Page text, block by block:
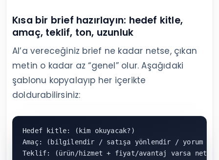
Kısa bir brief hazırlayın: hedef kitle,
amaç, teklif, ton, uzunluk
AI’a vereceğiniz brief ne kadar netse, çıkan
metin o kadar az “genel” olur. Aşağıdaki
şablonu kopyalayıp her içerikte
doldurabilirsiniz:
Hedef kitle: (kim okuyacak?)
Amaç: (bilgilendir / satışa yönlendir / yorum al
Teklif: (ürün/hizmet + fiyat/avantaj varsa net)